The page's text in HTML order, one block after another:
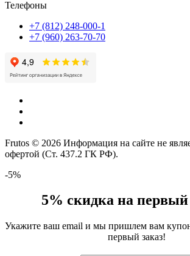
Телефоны
+7 (812) 248-000-1
+7 (960) 263-70-70
Frutos © 2026 Информация на сайте не
офертой (Ст. 437.2 ГК РФ).
-5%
5% скидка на первый
Укажите ваш email и мы пришлем вам
первый заказ!